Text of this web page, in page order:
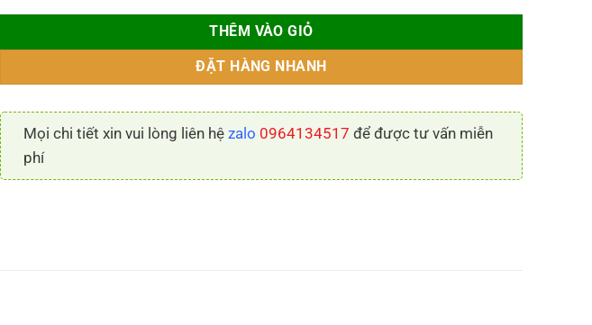
THÊM VÀO GIỎ
ĐẶT HÀNG NHANH
Mọi chi tiết xin vui lòng liên hệ zalo 0964134517 để được tư vấn miễn
phí